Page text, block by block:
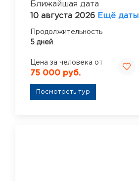
Ближайшая дата
10 августа 2026 Ещё даты
Продолжительность
5 дней
Цена за человека от
75 000 руб.
Посмотреть тур